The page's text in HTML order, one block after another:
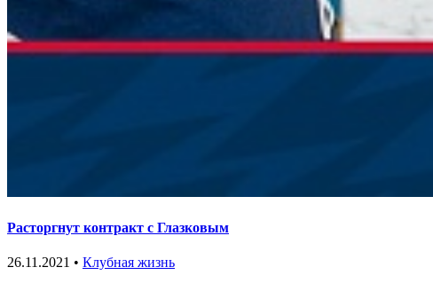
Расторгнут контракт с Глазковым
26.11.2021 • Клубная жизнь